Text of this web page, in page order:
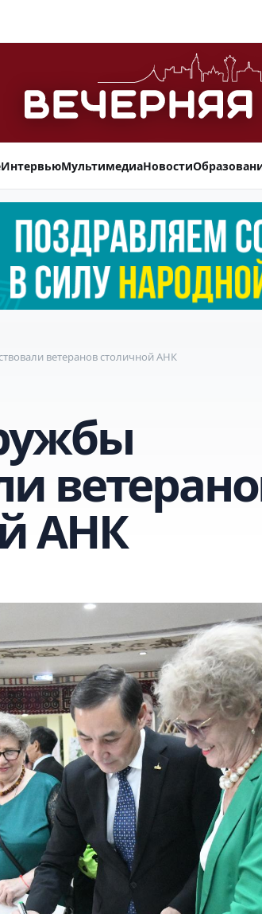
ИнтервьюМультимедиаНовости
ветеранов столичной АНК
АНК